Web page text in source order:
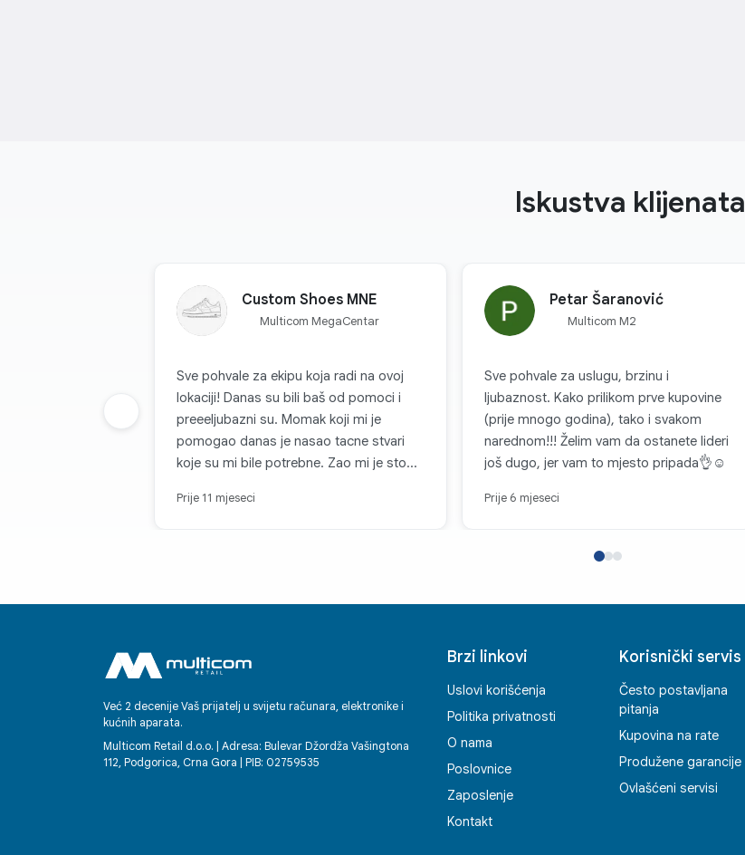
Iskustva klijenata
Custom Shoes MNE
Multicom MegaCentar
Sve pohvale za ekipu koja radi na ovoj
lokaciji! Danas su bili baš od pomoci i
preeeljubazni su. Momak koji mi je
pomogao danas je nasao tacne stvari
koje su mi bile potrebne. Zao mi je sto
Prije 11 mjeseci
Petar Šaranović
Multicom M2
Sve pohvale za uslugu, brzinu i
ljubaznost. Kako prilikom prve kupovine
(prije mnogo godina), tako i svakom
narednom!!! Želim vam da ostanete lideri
još dugo, jer vam to mjesto pripada👌☺️
Prije 6 mjeseci
Prethodna grupa
Već 2 decenije Vaš prijatelj u svijetu računara, elektronike i
kućnih aparata.
Multicom Retail d.o.o. | Adresa: Bulevar Džordža Vašingtona
112, Podgorica, Crna Gora | PIB: 02759535
Brzi linkovi
Uslovi korišćenja
Politika privatnosti
O nama
Poslovnice
Zaposlenje
Kontakt
Korisnički servis
Često postavljana
pitanja
Kupovina na rate
Produžene garancije
Ovlašćeni servisi